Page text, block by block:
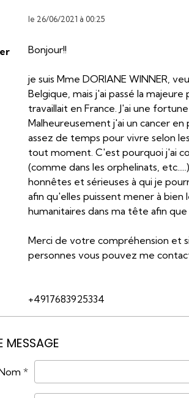
le 26/06/2021 à 00:25
Bonjour!!
je suis Mme DORIANE WINNER,
Belgique, mais j'ai passé la
travaillait en France. J'ai une
Malheureusement j'ai un cancer en
assez de temps pour vivre selon
tout moment. C'est pourquoi j'ai
(comme dans les orphelinats,
honnêtes et sérieuses à qui je
afin qu'elles puissent mener à
humanitaires dans ma tête afin
Merci de votre compréhension et
personnes vous pouvez me
+4917683925334
MESSAGE